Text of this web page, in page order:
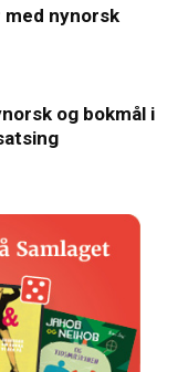
med nynorsk
og bokmål i